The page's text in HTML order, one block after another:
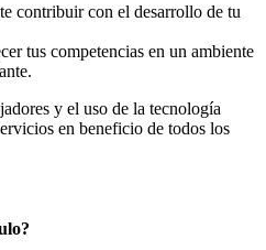
contribuir con el desarrollo de tu
tus competencias en un ambiente
y el uso de la tecnología
en beneficio de todos los